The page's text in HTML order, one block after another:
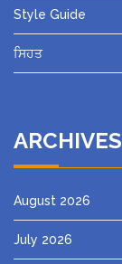
Style Guide
ਸਿਹਤ
ARCHIVES
August 2026
July 2026